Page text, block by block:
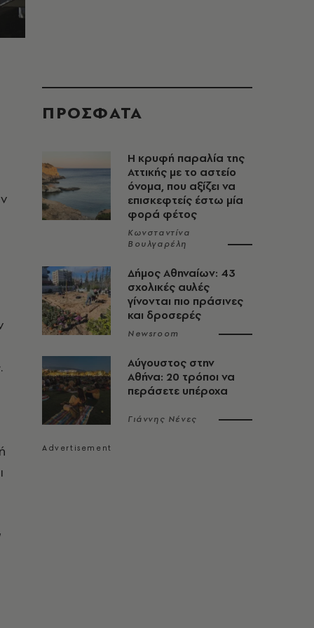
ΠΡΟΣΦΑΤΑ
Η κρυφή παραλία της
Αττικής με το αστείο
όνομα, που αξίζει να
επισκεφτείς έστω μία
φορά φέτος
Κωνσταντίνα
Βουλγαρέλη
Δήμος Αθηναίων: 43
σχολικές αυλές
γίνονται πιο πράσινες
και δροσερές
Newsroom
Αύγουστος στην
Αθήνα: 20 τρόποι να
περάσετε υπέροχα
Γιάννης Νένες